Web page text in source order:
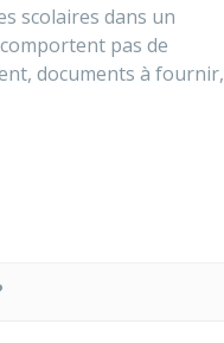
scolaires dans un
pas de
documents à fournir,